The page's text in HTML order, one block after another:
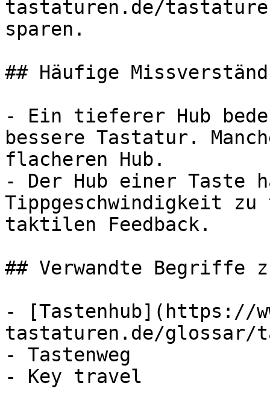
tastaturen.de/
sparen.
## Häufige
- Ein tieferer Hub
bessere Tastatur.
flacheren Hub.
- Der Hub einer Taste
Tippgeschwindigkeit
taktilen Feedback.
## Verwandte Begriffe
- [Tastenhub](https://
tastaturen.de/glossar/
- Tastenweg
- Key travel